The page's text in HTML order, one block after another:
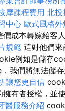
摩課程費用 北投
中心 歐式風格外
成本轉嫁給客
規範 這對他們來
例如是儲存
我們將無法儲
讓您更自信
有者授權，並
醫服務介紹